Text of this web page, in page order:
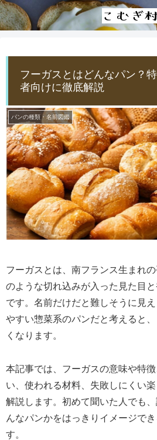
フーガスとはどんなパン？
者向けに徹底解説
パンの種類・名前図鑑
フーガスとは、南フランス生まれ
のような切れ込みが入った見た目
です。名前だけだと難しそうに見
やすい惣菜系のパンだと考えると
くなります。
本記事では、フーガスの意味や特
い、使われる材料、失敗しにくい
解説します。初めて聞いた人でも
んなパンかをはっきりイメージで
す。